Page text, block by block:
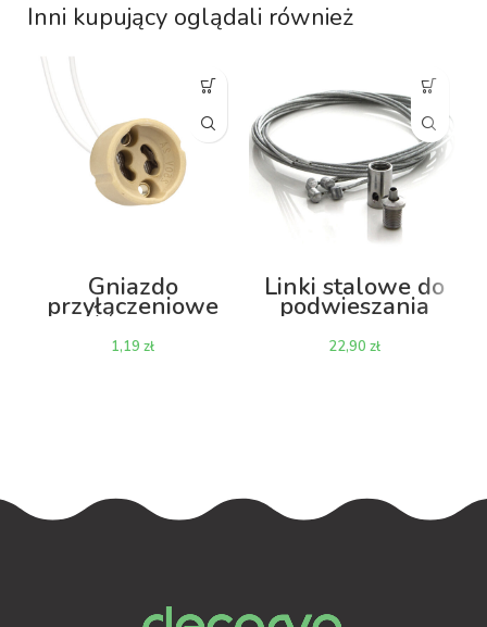
Inni kupujący oglądali również
Gniazdo
przyłączeniowe
żarówki GU10
zł
Linki stalowe do
podwieszania
zestaw
zł